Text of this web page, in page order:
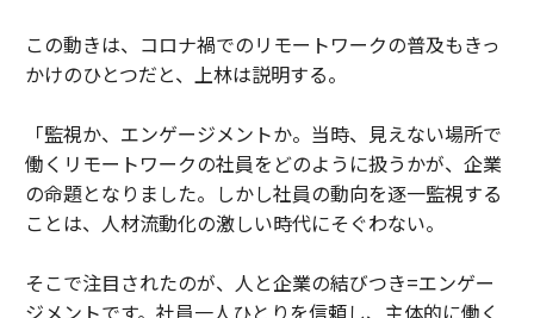
この動きは、コロナ禍でのリモートワークの普及もきっ
かけのひとつだと、上林は説明する。
「監視か、エンゲージメントか。当時、見えない場所で
働くリモートワークの社員をどのように扱うかが、企業
の命題となりました。しかし社員の動向を逐一監視する
ことは、人材流動化の激しい時代にそぐわない。
そこで注目されたのが、人と企業の結びつき=エンゲー
ジメントです。社員一人ひとりを信頼し、主体的に働く